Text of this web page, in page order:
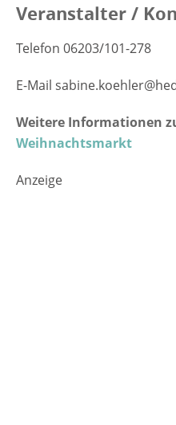
Veranstalter /
Telefon 06203/101-278
E-Mail
Weitere Informationen
Weihnachtsmarkt
Anzeige